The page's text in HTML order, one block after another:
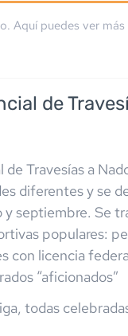
. Aquí puedes ver
de
de Travesías a
diferentes y se
y septiembre. Se
populares:
con licencia
“aficionados”
, todas